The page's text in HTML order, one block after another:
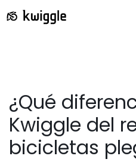
¿Qué
Kwiggle del
bicicletas